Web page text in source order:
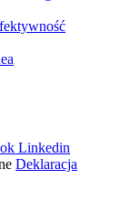
Linkedin
Deklaracja